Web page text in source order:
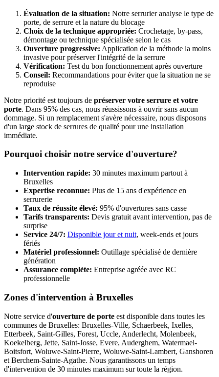
Évaluation de la situation: Notre serrurier analyse le type de
porte, de serrure et la nature du blocage
Choix de la technique appropriée: Crochetage, by-pass,
démontage ou technique spécialisée selon le cas
Ouverture progressive: Application de la méthode la moins
invasive pour préserver l'intégrité de la serrure
Vérification: Test du bon fonctionnement après ouverture
Conseil: Recommandations pour éviter que la situation ne se
reproduise
Notre priorité est toujours de préserver votre serrure et votre
porte. Dans 95% des cas, nous réussissons à ouvrir sans aucun
dommage. Si un remplacement s'avère nécessaire, nous disposons
d'un large stock de serrures de qualité pour une installation
immédiate.
Pourquoi choisir notre service d'ouverture?
Intervention rapide: 30 minutes maximum partout à
Bruxelles
Expertise reconnue: Plus de 15 ans d'expérience en
serrurerie
Taux de réussite élevé: 95% d'ouvertures sans casse
Tarifs transparents: Devis gratuit avant intervention, pas de
surprise
Service 24/7: Disponible jour et nuit, week-ends et jours
fériés
Matériel professionnel: Outillage spécialisé de dernière
génération
Assurance complète: Entreprise agréée avec RC
professionnelle
Zones d'intervention à Bruxelles
Notre service d'ouverture de porte est disponible dans toutes les
communes de Bruxelles: Bruxelles-Ville, Schaerbeek, Ixelles,
Etterbeek, Saint-Gilles, Forest, Uccle, Anderlecht, Molenbeek,
Koekelberg, Jette, Saint-Josse, Evere, Auderghem, Watermael-
Boitsfort, Woluwe-Saint-Pierre, Woluwe-Saint-Lambert, Ganshoren
et Berchem-Sainte-Agathe. Nous garantissons un temps
d'intervention de 30 minutes maximum sur toute la région.